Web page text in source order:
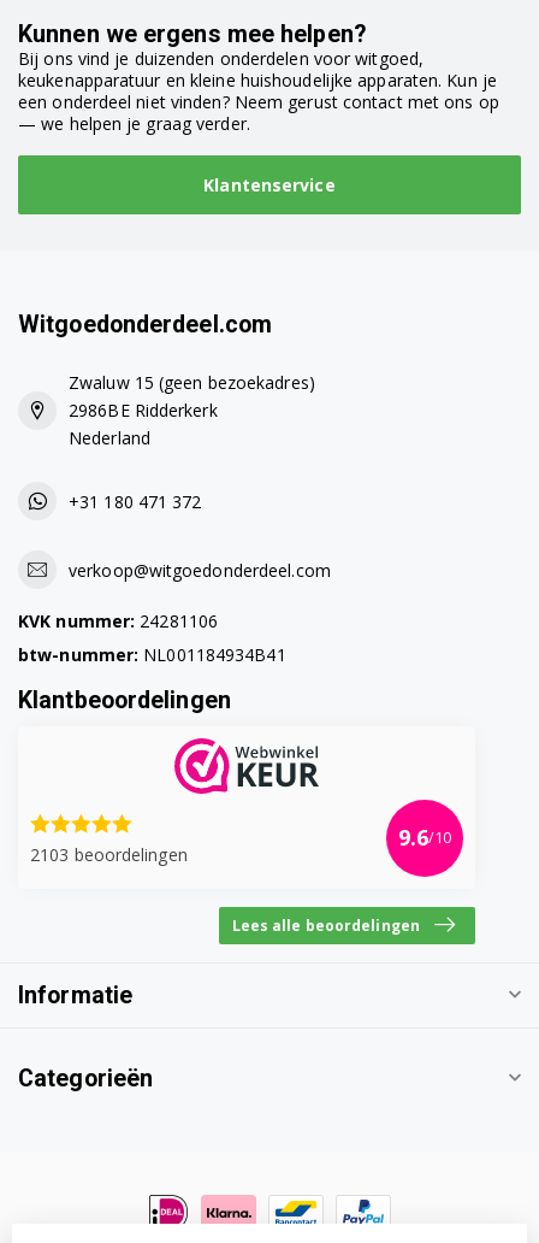
Kunnen we ergens mee helpen?
Bij ons vind je duizenden onderdelen voor witgoed,
keukenapparatuur en kleine huishoudelijke apparaten. Kun je
een onderdeel niet vinden? Neem gerust contact met ons op
— we helpen je graag verder.
Klantenservice
Witgoedonderdeel.com
Zwaluw 15 (geen bezoekadres)
2986BE Ridderkerk
Nederland
+31 180 471 372
verkoop@witgoedonderdeel.com
KVK nummer: 24281106
btw-nummer: NL001184934B41
Klantbeoordelingen
2103 beoordelingen
9.6/10
Lees alle beoordelingen
Informatie
Categorieën